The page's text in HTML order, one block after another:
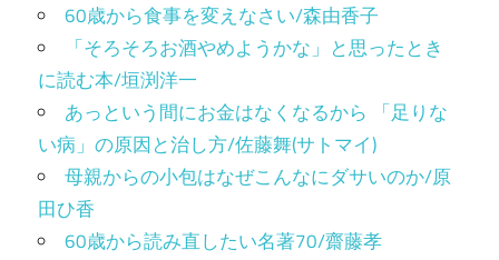
60歳から食事を変えなさい/森由香子
「そろそろお酒やめようかな」と思ったとき
に読む本/垣渕洋一
あっという間にお金はなくなるから 「足りな
い病」の原因と治し方/佐藤舞(サトマイ)
母親からの小包はなぜこんなにダサいのか/原
田ひ香
60歳から読み直したい名著70/齋藤孝